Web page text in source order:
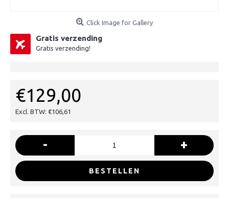
Click Image for Gallery
Gratis verzending
Gratis verzending!
€129,00
Excl. BTW: €106,61
- +
BESTELLEN